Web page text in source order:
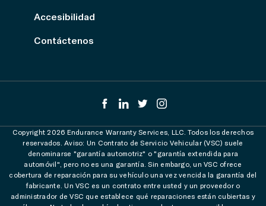
Accesibilidad
Contáctenos
Copyright 2026 Endurance Warranty Services, LLC. Todos los derechos
reservados. Aviso: Un Contrato de Servicio Vehicular (VSC) suele
denominarse "garantía automotriz" o "garantía extendida para
automóvil", pero no es una garantía. Sin embargo, un VSC ofrece
cobertura de reparación para su vehículo una vez vencida la garantía del
fabricante. Un VSC es un contrato entre usted y un proveedor o
administrador de VSC que establece qué reparaciones están cubiertas y